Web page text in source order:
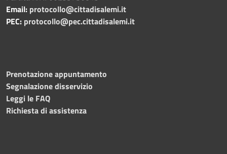
Email: protocollo@cittadisalemi.it
PEC: protocollo@pec.cittadisalemi.it
Prenotazione appuntamento
Segnalazione disservizio
Leggi le FAQ
Richiesta di assistenza